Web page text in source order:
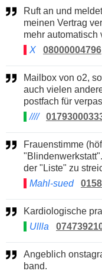
Ruft an und meldet sich im Namen der Telekom. Möchte
meinen Vertrag
mehr automatisch
X
08000004796
Mailbox von o2, sowie von aldi-talk, und möglicherweise
auch vielen
postfach für
////
Frauenstimme (höflich) spricht mit Namen (!) an.
der "Liste" zu
Mahl-sued
Kardiologische
Ullla
Angeblich onstagramm geschäftsführung. ansage vom
band.